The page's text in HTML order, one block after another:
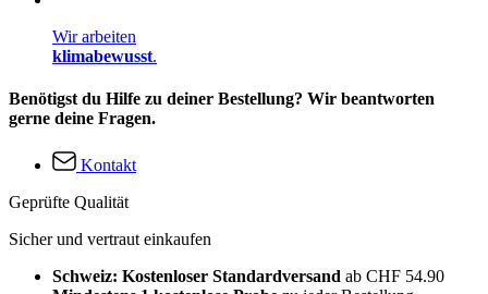
Wir arbeiten
klimabewusst.
Benötigst du Hilfe zu deiner Bestellung? Wir beantworten
gerne deine Fragen.
Kontakt
Geprüfte Qualität
Sicher und vertraut einkaufen
Schweiz: Kostenloser Standardversand ab CHF 54.90